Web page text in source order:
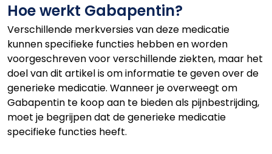
Hoe werkt Gabapentin?
Verschillende merkversies van deze medicatie
kunnen specifieke functies hebben en worden
voorgeschreven voor verschillende ziekten, maar het
doel van dit artikel is om informatie te geven over de
generieke medicatie. Wanneer je overweegt om
Gabapentin te koop aan te bieden als pijnbestrijding,
moet je begrijpen dat de generieke medicatie
specifieke functies heeft.